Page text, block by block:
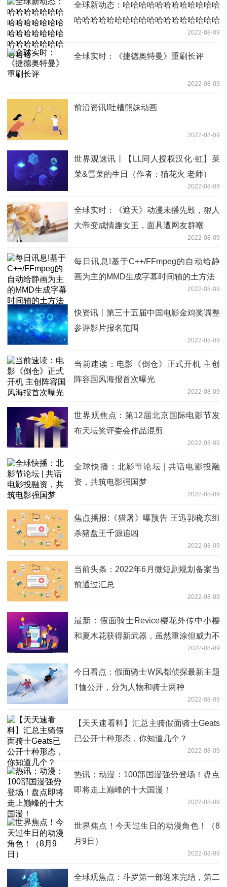
全球新动态：哈哈哈哈哈哈哈哈哈哈哈哈
哈哈哈哈哈哈哈哈哈哈哈哈哈哈哈哈哈哈
2022-08-09
全球实时：《捷德奥特曼》重刷长评
2022-08-09
前沿资讯!吐槽熊妹动画
2022-08-09
世界观速讯丨【LL同人授权汉化·虹】菜
菜&雪菜的生日（作者：猫花火 老师）
2022-08-09
全球实时：《遮天》动漫未播先毁，狠人
大帝变成情趣女王，面具遭网友群嘲
2022-08-09
每日讯息!基于C++/FFmpeg的自动给静
画为主的MMD生成字幕时间轴的土方法
2022-08-09
快资讯丨第三十五届中国电影金鸡奖调整
参评影片报名范围
2022-08-09
当前速读：电影《倒仓》正式开机 主创
阵容国风海报首次曝光
2022-08-09
世界观焦点：第12届北京国际电影节发
布天坛奖评委会作品混剪
2022-08-09
全球快播：北影节论坛 | 共话电影投融
资，共筑电影强国梦
2022-08-09
焦点播报:《猎屠》曝预告 王迅郭晓东组
杀猪盘王千源追凶
2022-08-09
当前头条：2022年6月微短剧规划备案当
前通过汇总
2022-08-09
最新：假面骑士Revice樱花外传中小樱
和夏木花获得新武器，虽然重涂但威力不
2022-08-09
今日看点：假面骑士W风都侦探最新主题
T恤公开，分为人物和骑士两种
2022-08-09
【天天速看料】汇总主骑假面骑士Geats
已公开十种形态，你知道几个？
2022-08-09
热讯：动漫：100部国漫强势登场！盘点
即将走上巅峰的十大国漫！
2022-08-09
世界焦点！今天过生日的动漫角色！（8
月9日）
2022-08-09
全球观焦点：斗罗第一部迎来完结，第二